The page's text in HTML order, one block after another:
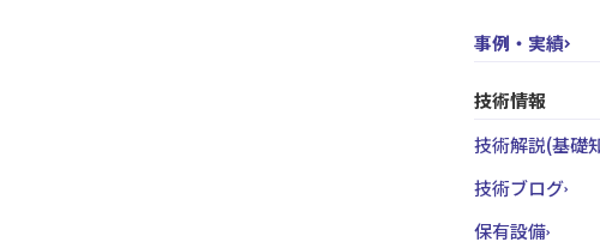
事例・実績
技術情報
技術解説(基礎
技術ブログ
保有設備